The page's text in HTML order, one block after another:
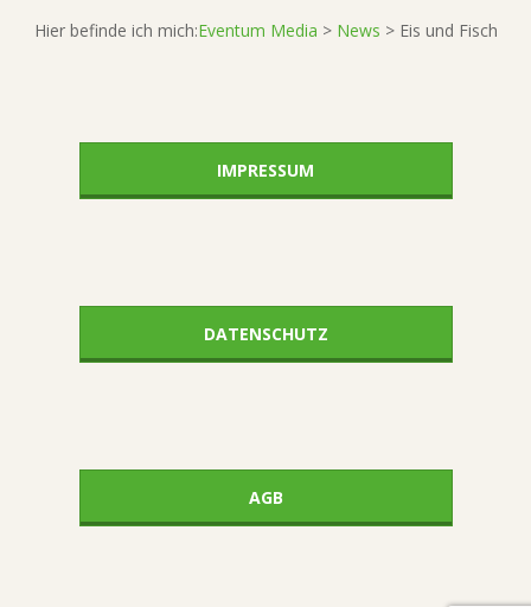
Hier befinde ich mich:Eventum Media > News > Eis und Fisch
IMPRESSUM
DATENSCHUTZ
AGB